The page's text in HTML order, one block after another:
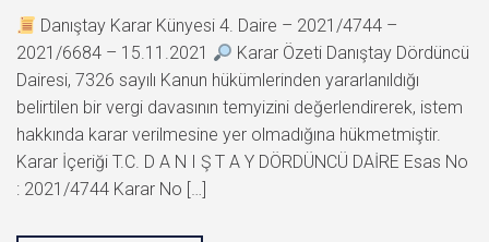
Danıştay Karar Künyesi 4. Daire – 2021/4744 –
2021/6684 – 15.11.2021
Karar Özeti Danıştay Dördüncü
Dairesi, 7326 sayılı Kanun hükümlerinden yararlanıldığı
belirtilen bir vergi davasının temyizini değerlendirerek, istem
hakkında karar verilmesine yer olmadığına hükmetmiştir.
Karar İçeriği T.C. D A N I Ş T A Y DÖRDÜNCÜ DAİRE Esas No
: 2021/4744 Karar No […]